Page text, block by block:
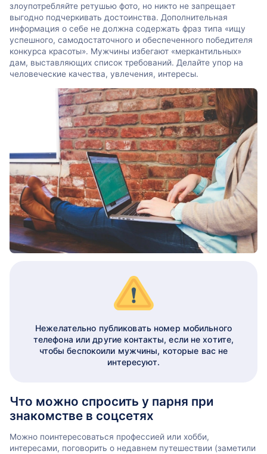
злоупотребляйте ретушью фото, но никто не запрещает
выгодно подчеркивать достоинства. Дополнительная
информация о себе не должна содержать фраз типа «ищу
успешного, самодостаточного и обеспеченного победителя
конкурса красоты». Мужчины избегают «меркантильных»
дам, выставляющих список требований. Делайте упор на
человеческие качества, увлечения, интересы.
Нежелательно публиковать номер мобильного
телефона или другие контакты, если не хотите,
чтобы беспокоили мужчины, которые вас не
интересуют.
Что можно спросить у парня при
знакомстве в соцсетях
Можно поинтересоваться профессией или хобби,
интересами, поговорить о недавнем путешествии (заметили